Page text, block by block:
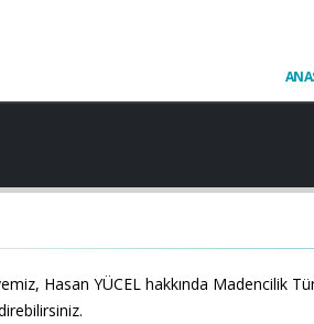
Hasan YÜCEL hakkında Madencilik